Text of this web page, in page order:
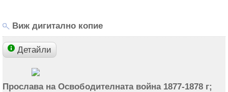
Виж дигитално копие
Детайли
Прослава на Освободителната война 1877-1878 г;